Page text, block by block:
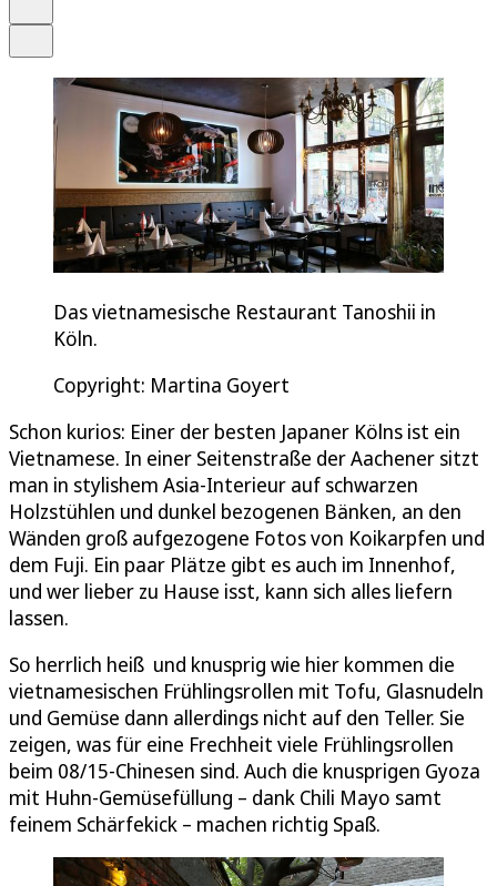
Das vietnamesische Restaurant Tanoshii in
Köln.
Copyright: Martina Goyert
Schon kurios: Einer der besten Japaner Kölns ist ein
Vietnamese. In einer Seitenstraße der Aachener sitzt
man in stylishem Asia-Interieur auf schwarzen
Holzstühlen und dunkel bezogenen Bänken, an den
Wänden groß aufgezogene Fotos von Koikarpfen und
dem Fuji. Ein paar Plätze gibt es auch im Innenhof,
und wer lieber zu Hause isst, kann sich alles liefern
lassen.
So herrlich heiß und knusprig wie hier kommen die
vietnamesischen Frühlingsrollen mit Tofu, Glasnudeln
und Gemüse dann allerdings nicht auf den Teller. Sie
zeigen, was für eine Frechheit viele Frühlingsrollen
beim 08/15-Chinesen sind. Auch die knusprigen Gyoza
mit Huhn-Gemüsefüllung – dank Chili Mayo samt
feinem Schärfekick – machen richtig Spaß.